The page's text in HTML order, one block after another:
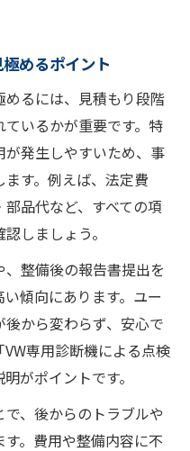
めるポイント
るには、見積もり段階
いるかが重要です。特
発生しやすいため、事
す。例えば、法定費
品代など、すべての項
しましょう。
整備後の報告書提出を
傾向にあります。ユー
から変わらず、安心で
専用診断機による点検
がポイントです。
、後からのトラブルや
。費用や整備内容に不